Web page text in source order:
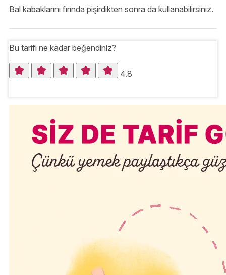
Bal kabaklarını fırında pişirdikten sonra da kullanabilirsiniz.
Bu tarifi ne kadar beğendiniz?
4.8